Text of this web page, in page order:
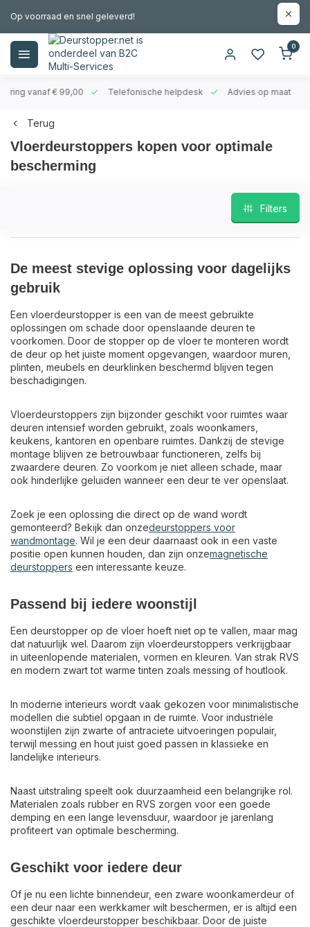
Op voorraad en snel geleverd!
0
vanaf € 99,00 Telefonische helpdesk Advies op maat
Terug
Vloerdeurstoppers kopen voor optimale
bescherming
Filters
De meest stevige oplossing voor dagelijks
gebruik
Een vloerdeurstopper is een van de meest gebruikte
oplossingen om schade door openslaande deuren te
voorkomen. Door de stopper op de vloer te monteren wordt
de deur op het juiste moment opgevangen, waardoor muren,
plinten, meubels en deurklinken beschermd blijven tegen
beschadigingen.
Vloerdeurstoppers zijn bijzonder geschikt voor ruimtes waar
deuren intensief worden gebruikt, zoals woonkamers,
keukens, kantoren en openbare ruimtes. Dankzij de stevige
montage blijven ze betrouwbaar functioneren, zelfs bij
zwaardere deuren. Zo voorkom je niet alleen schade, maar
ook hinderlijke geluiden wanneer een deur te ver openslaat.
Zoek je een oplossing die direct op de wand wordt
gemonteerd? Bekijk dan onzedeurstoppers voor
wandmontage. Wil je een deur daarnaast ook in een vaste
positie open kunnen houden, dan zijn onzemagnetische
deurstoppers een interessante keuze.
Passend bij iedere woonstijl
Een deurstopper op de vloer hoeft niet op te vallen, maar mag
dat natuurlijk wel. Daarom zijn vloerdeurstoppers verkrijgbaar
in uiteenlopende materialen, vormen en kleuren. Van strak RVS
en modern zwart tot warme tinten zoals messing of houtlook.
In moderne interieurs wordt vaak gekozen voor minimalistische
modellen die subtiel opgaan in de ruimte. Voor industriële
woonstijlen zijn zwarte of antraciete uitvoeringen populair,
terwijl messing en hout juist goed passen in klassieke en
landelijke interieurs.
Naast uitstraling speelt ook duurzaamheid een belangrijke rol.
Materialen zoals rubber en RVS zorgen voor een goede
demping en een lange levensduur, waardoor je jarenlang
profiteert van optimale bescherming.
Geschikt voor iedere deur
Of je nu een lichte binnendeur, een zware woonkamerdeur of
een deur naar een werkkamer wilt beschermen, er is altijd een
geschikte vloerdeurstopper beschikbaar. Door de juiste